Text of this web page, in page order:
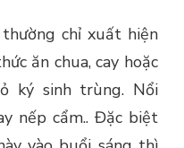
chỉ xuất hiện
ăn chua, cay hoặc
ký sinh trùng. Nổi
nếp cẩm.. Đặc biệt